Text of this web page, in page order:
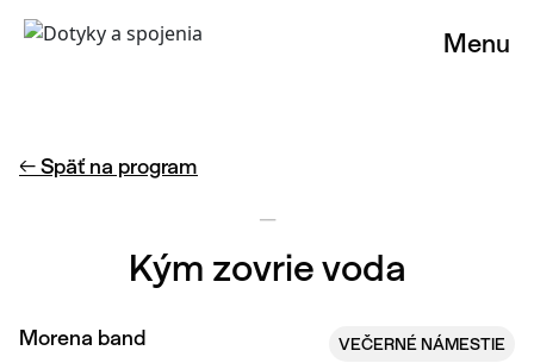
Menu
← Späť na program
—
Kým zovrie voda
Morena band VEČERNÉ NÁMESTIE